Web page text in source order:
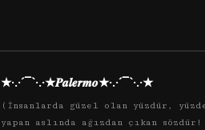
★·.·´¯`·.·★𝑷𝒂𝒍𝒆𝒓𝒎𝒐★·.·´¯`·.·★
(İnsanlarda güzel olan yüzdür,
yapan aslında ağızdan çıkan sözdür!